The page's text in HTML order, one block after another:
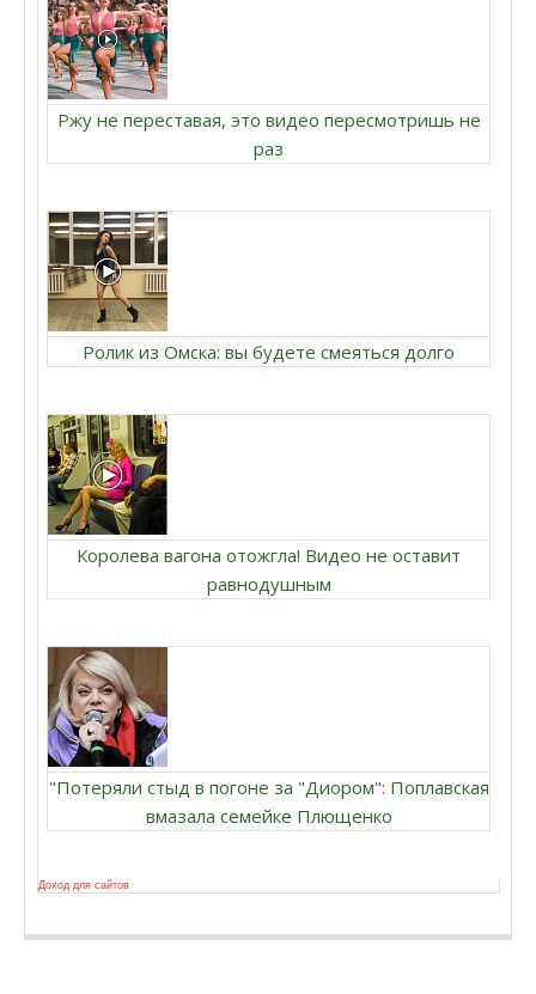
Ржу не переставая, это видео пересмотришь не
раз
Ролик из Омска: вы будете смеяться долго
Королева вагона отожгла! Видео не оставит
равнодушным
"Потеряли стыд в погоне за "Диором": Поплавская
вмазала семейке Плющенко
Доход для сайтов